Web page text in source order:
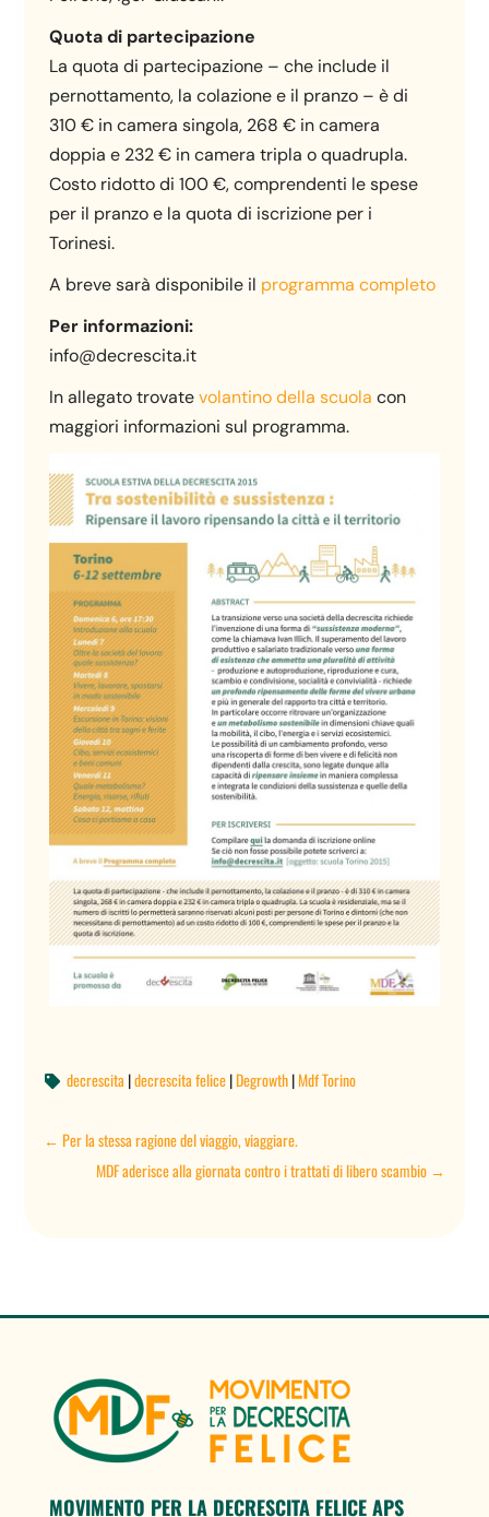
Quota di partecipazione
La quota di partecipazione – che include il
pernottamento, la colazione e il pranzo – è di
310 € in camera singola, 268 € in camera
doppia e 232 € in camera tripla o quadrupla.
Costo ridotto di 100 €, comprendenti le spese
per il pranzo e la quota di iscrizione per i
Torinesi.
A breve sarà disponibile il programma completo
Per informazioni:
info@decrescita.it
In allegato trovatevolantino della scuola con
maggiori informazioni sul programma.
 decrescita |decrescita felice|Degrowth|Mdf Torino
←Per la stessa ragione del viaggio, viaggiare.
MDF aderisce alla giornata contro i trattati di libero scambio→
MOVIMENTO PER LA DECRESCITA FELICE APS